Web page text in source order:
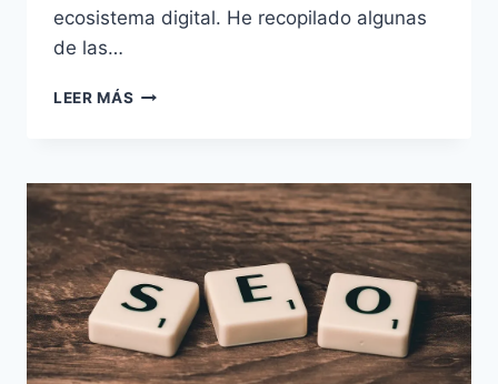
ecosistema digital. He recopilado algunas
de las…
LEER MÁS PREGUNTAS
WORDPRESS